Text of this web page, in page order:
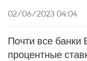
02/06/2023 04:04
Почти все банки
процентные